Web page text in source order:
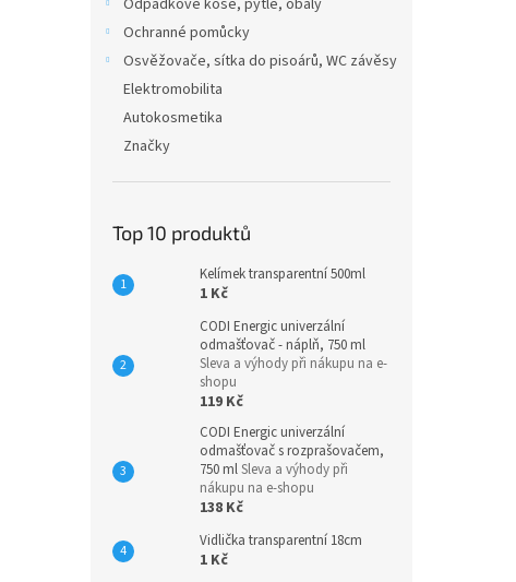
Odpadkové koše, pytle, obaly
Ochranné pomůcky
Osvěžovače, sítka do pisoárů, WC závěsy
Elektromobilita
Autokosmetika
Značky
Top 10 produktů
Kelímek transparentní 500ml
1 Kč
CODI Energic univerzální
odmašťovač - náplň, 750 ml
Sleva a výhody při nákupu na e-
shopu
119 Kč
CODI Energic univerzální
odmašťovač s rozprašovačem,
750 mlSleva a výhody při
nákupu na e-shopu
138 Kč
Vidlička transparentní 18cm
1 Kč